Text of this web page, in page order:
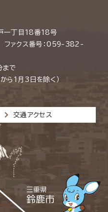
丁目18番18号
ァクス番号：059-382-
まで
ら1月3日を除く）
交通アクセス